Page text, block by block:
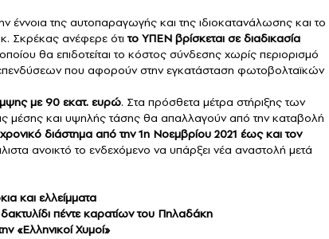
της αυτοπαραγωγής και της ιδιοκατανάλωσης και το
Σκρέκας ανέφερε ότιτο ΥΠΕΝ βρίσκεται σε διαδικασία
θα επιδοτείται το κόστος σύνδεσης χωρίς περιορισμό
επενδύσεων που αφορούν στην εγκατάσταση φωτοβολταϊκών
με 90 εκατ. ευρώ. Στα πρόσθετα μέτρα στήριξης των
μέσης και υψηλής τάσης θα απαλλαγούν από την καταβολή
χρονικό διάστημα από την 1η Νοεμβρίου 2021 έως και τον
ανοικτό το ενδεχόμενο να υπάρξει νέα αναστολή μετά
και ελλείμματα
πέντε καρατίων του Πηλαδάκη
«Ελληνικοί Χυμοί»